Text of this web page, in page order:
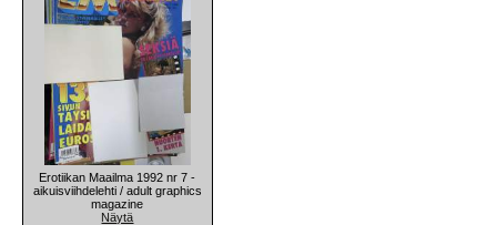
Erotiikan Maailma 1992 nr 7 -
aikuisviihdelehti / adult graphics
magazine
Näytä